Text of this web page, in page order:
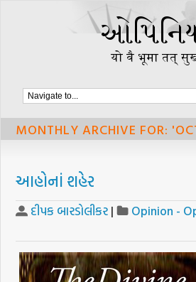
MONTHLY ARCHIVE FOR:
આહોનાં શહેર
દીપક બારડોલીકર | Opinion -